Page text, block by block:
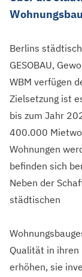
Berlins
GESOBAU,
WBM verfügen
Zielsetzung ist
bis zum Jahr
400.000
Wohnungen
befinden sich
Neben der
städtischen
Qualität in ihren
erhöhen, sie